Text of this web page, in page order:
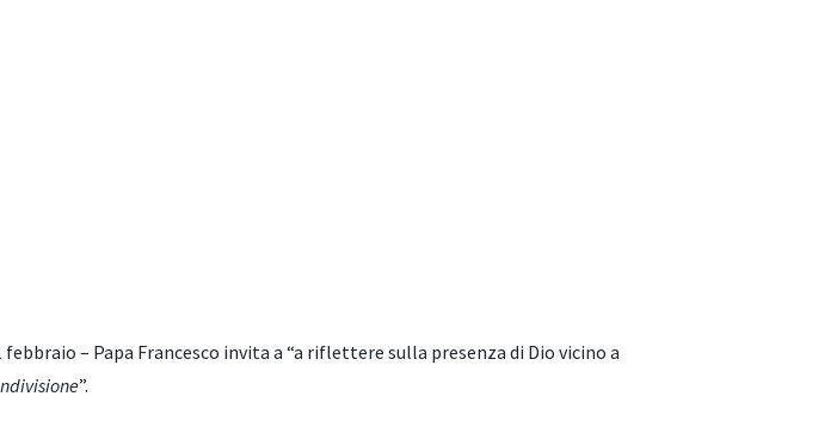
– Papa Francesco invita a “a riflettere sulla presenza di Dio vicino a
”.